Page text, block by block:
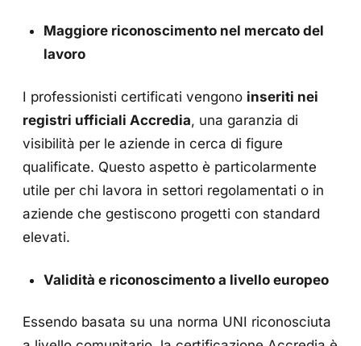
Maggiore riconoscimento nel mercato del
lavoro
I professionisti certificati vengono inseriti nei
registri ufficiali Accredia, una garanzia di
visibilità per le aziende in cerca di figure
qualificate. Questo aspetto è particolarmente
utile per chi lavora in settori regolamentati o in
aziende che gestiscono progetti con standard
elevati.
Validità e riconoscimento a livello europeo
Essendo basata su una norma UNI riconosciuta